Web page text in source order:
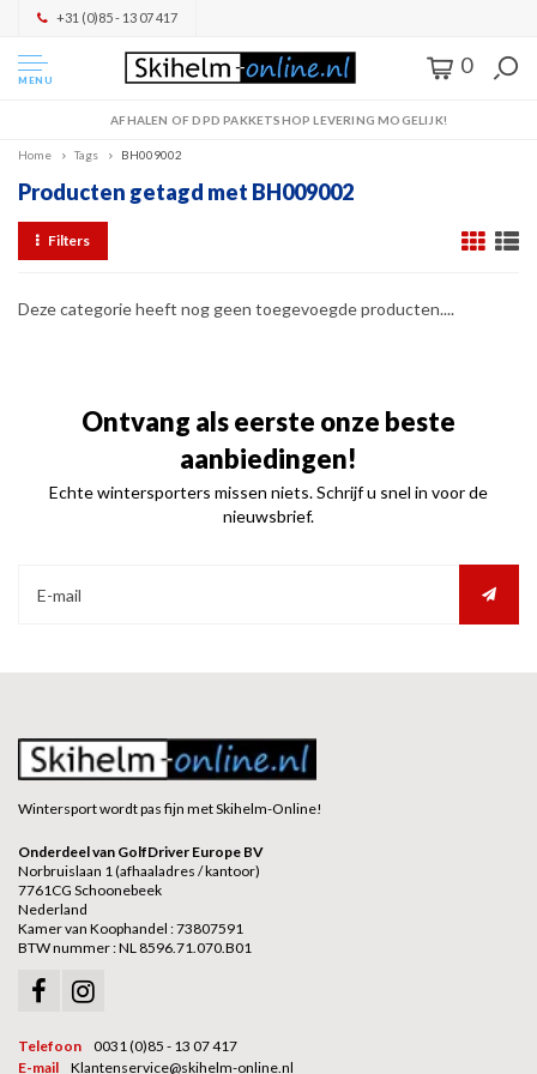
+31 (0)85 - 13 07 417
MENU
0
AFHALEN OF DPD PAKKETSHOP LEVERING MOGELIJK!
Home Tags BH009002
Producten getagd met BH009002
Filters
Deze categorie heeft nog geen toegevoegde producten....
Ontvang als eerste onze beste
aanbiedingen!
Echte wintersporters missen niets. Schrijf u snel in voor de
nieuwsbrief.
Wintersport wordt pas fijn met Skihelm-Online!
Onderdeel van GolfDriver Europe BV
Norbruislaan 1 (afhaaladres / kantoor)
7761CG Schoonebeek
Nederland
Kamer van Koophandel : 73807591
BTW nummer : NL 8596.71.070.B01
Telefoon
0031 (0)85 - 13 07 417
E-mail
Klantenservice@skihelm-online.nl